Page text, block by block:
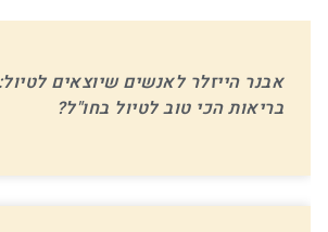
אבנר הייזלר לאנשים שיוצאים
בריאות הכי טוב לטיול בחו"ל?